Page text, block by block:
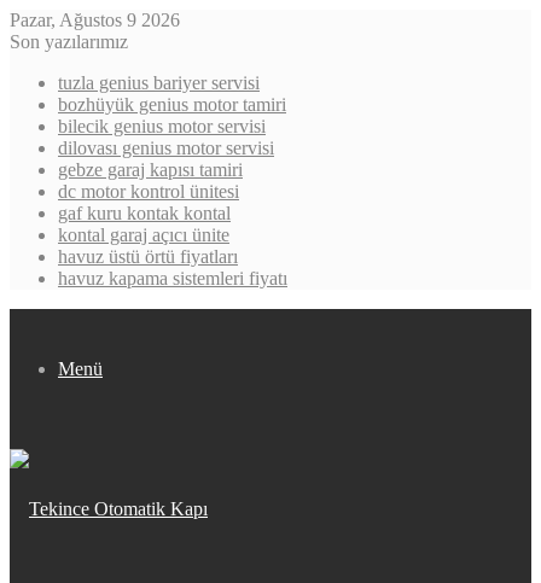
Pazar, Ağustos 9 2026
Son yazılarımız
tuzla genius bariyer servisi
bozhüyük genius motor tamiri
bilecik genius motor servisi
dilovası genius motor servisi
gebze garaj kapısı tamiri
dc motor kontrol ünitesi
gaf kuru kontak kontal
kontal garaj açıcı ünite
havuz üstü örtü fiyatları
havuz kapama sistemleri fiyatı
Menü